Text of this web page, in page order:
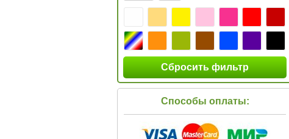
Сбросить фильтр
Способы оплаты: